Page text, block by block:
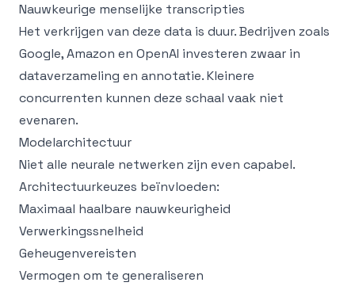
Nauwkeurige menselijke transcripties
Het verkrijgen van deze data is duur. Bedrijven zoals
Google, Amazon en OpenAI investeren zwaar in
dataverzameling en annotatie. Kleinere
concurrenten kunnen deze schaal vaak niet
evenaren.
Modelarchitectuur
Niet alle neurale netwerken zijn even capabel.
Architectuurkeuzes beïnvloeden:
Maximaal haalbare nauwkeurigheid
Verwerkingssnelheid
Geheugenvereisten
Vermogen om te generaliseren